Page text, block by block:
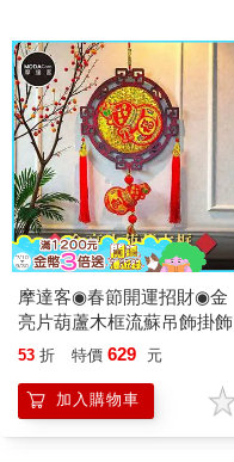
摩達客◉春節開運招財◉金
亮片葫蘆木框流蘇吊飾掛飾
53 折 特價 629 元
加入購物車